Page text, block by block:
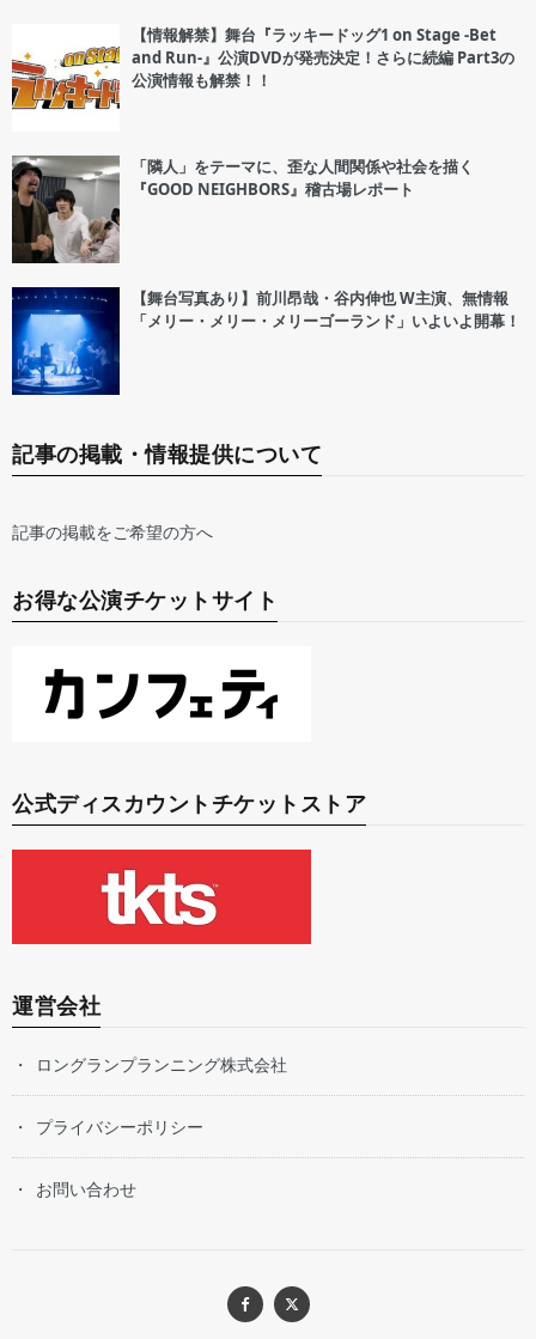
【情報解禁】舞台『ラッキードッグ1 on Stage -Bet
and Run-』公演DVDが発売決定！さらに続編 Part3の
公演情報も解禁！！
「隣人」をテーマに、歪な人間関係や社会を描く
『GOOD NEIGHBORS』稽古場レポート
【舞台写真あり】前川昂哉・谷内伸也 W主演、無情報
「メリー・メリー・メリーゴーランド」いよいよ開幕！
記事の掲載・情報提供について
記事の掲載をご希望の方へ
お得な公演チケットサイト
公式ディスカウントチケットストア
運営会社
ロングランプランニング株式会社
プライバシーポリシー
お問い合わせ